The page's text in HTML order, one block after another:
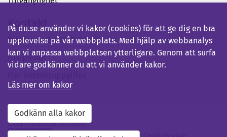
Kontakt
Telefon (vx): 023-77 80 00
Hjälpsidor
ExternwebbBibliotek
På du.se använder vi kakor (cookies) för att ge dig en bra
upplevelse på vår webbplats. Med hjälp av webbanalys
kan vi anpassa webbplatsen ytterligare. Genom att surfa
vidare godkänner du att vi använder kakor.
Läs mer om kakor
Godkänn alla kakor